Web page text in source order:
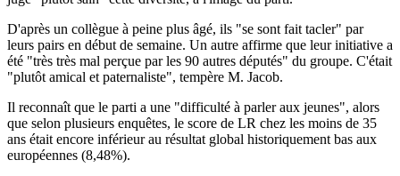
D'après un collègue à peine plus âgé, ils "se sont fait tacler" par
leurs pairs en début de semaine. Un autre affirme que leur initiative a
été "très très mal perçue par les 90 autres députés" du groupe. C'était
"plutôt amical et paternaliste", tempère M. Jacob.
Il reconnaît que le parti a une "difficulté à parler aux jeunes", alors
que selon plusieurs enquêtes, le score de LR chez les moins de 35
ans était encore inférieur au résultat global historiquement bas aux
européennes (8,48%).